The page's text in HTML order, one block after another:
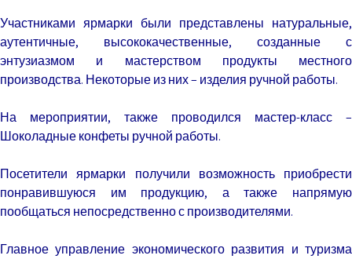
Участниками ярмарки были представлены натуральные,
аутентичные, высококачественные, созданные с
энтузиазмом и мастерством продукты местного
производства. Некоторые из них – изделия ручной работы.
На мероприятии, также проводился мастер-класс –
Шоколадные конфеты ручной работы.
Посетители ярмарки получили возможность приобрести
понравившуюся им продукцию, а также напрямую
пообщаться непосредственно с производителями.
Главное управление экономического развития и туризма